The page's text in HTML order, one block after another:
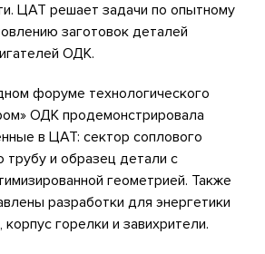
ЦАТ решает задачи по опытному
заготовок деталей
ОДК.
форуме технологического
ОДК продемонстрировала
в ЦАТ: сектор соплового
трубу и образец детали с
геометрией. Также
разработки для энергетики
горелки и завихрители.